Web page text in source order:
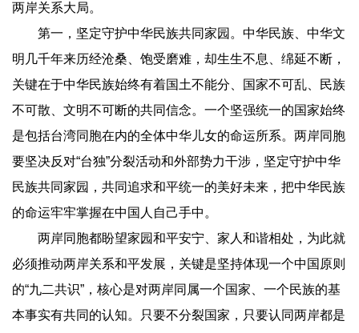
两岸关系大局。
第一，坚定守护中华民族共同家园。中华民族、中华文
明几千年来历经沧桑、饱受磨难，却生生不息、绵延不断，
关键在于中华民族始终有着国土不能分、国家不可乱、民族
不可散、文明不可断的共同信念。一个坚强统一的国家始终
是包括台湾同胞在内的全体中华儿女的命运所系。两岸同胞
要坚决反对“台独”分裂活动和外部势力干涉，坚定守护中华
民族共同家园，共同追求和平统一的美好未来，把中华民族
的命运牢牢掌握在中国人自己手中。
两岸同胞都盼望家园和平安宁、家人和谐相处，为此就
必须推动两岸关系和平发展，关键是坚持体现一个中国原则
的“九二共识”，核心是对两岸同属一个国家、一个民族的基
本事实有共同的认知。只要不分裂国家，只要认同两岸都是